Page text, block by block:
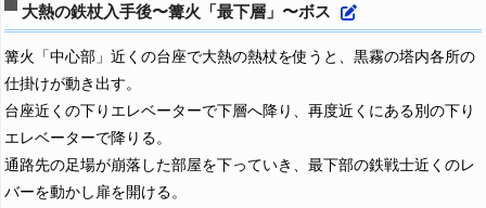
大熱の鉄杖入手後〜篝火「最下層」〜ボス
篝火「中心部」近くの台座で大熱の熱杖を使うと、黒霧の塔内各所の
仕掛けが動き出す。
台座近くの下りエレベーターで下層へ降り、再度近くにある別の下り
エレベーターで降りる。
通路先の足場が崩落した部屋を下っていき、最下部の鉄戦士近くのレ
バーを動かし扉を開ける。